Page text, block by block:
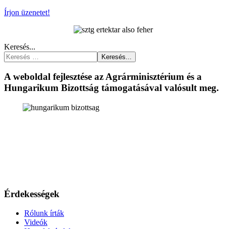
Írjon üzenetet!
Keresés...
Keresés...
A weboldal fejlesztése az Agrárminisztérium és a
Hungarikum Bizottság támogatásával valósult meg.
Érdekességek
Rólunk írták
Videók